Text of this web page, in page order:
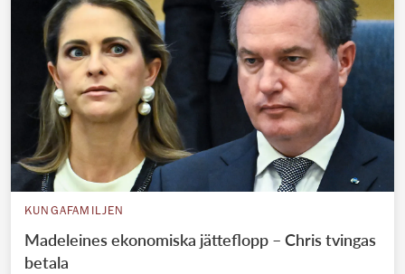
KUNGAFAMILJEN
Madeleines ekonomiska jätteflopp – Chris tvingas
betala